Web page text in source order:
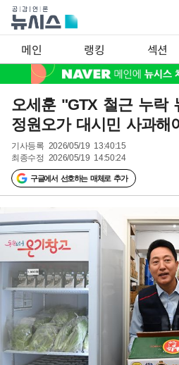
메인 랭킹 섹션
오세훈 "GTX 철근 누락
정원오가 대시민 사과해
기사등록 2026/05/19 13:40:15
최종수정 2026/05/19 14:50:24
구글에서 선호하는 매체로 추가